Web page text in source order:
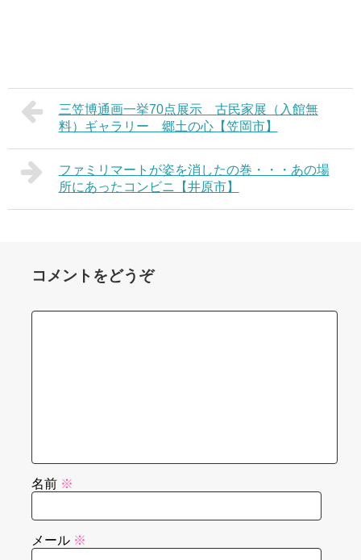
三笠博通画一挙70点展示 古民家展（入館無
料）ギャラリー 郷土の心【笠岡市】
ファミリマートが姿を消したの巻・・・あの場
所にあったコンビニ【井原市】
コメントをどうぞ
名前 ※
メール ※